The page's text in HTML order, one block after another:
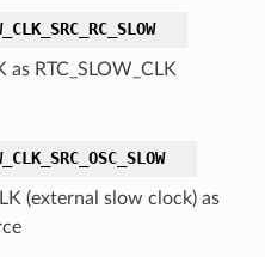
as RTC_SLOW_CLK
(external slow clock) as